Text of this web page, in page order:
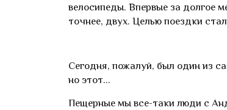
велосипеды. Впервые за долгое
точнее, двух. Целью поездки
Сегодня, пожалуй, был один из
но этот...
Пещерные мы все-таки люди с